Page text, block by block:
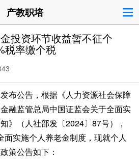
产教职培
投资环节收益暂不征个
税率缴个税
布公告，根据《人力资源社会保障
融监管总局中国证监会关于全面实
》（人社部发〔2024〕87号），
面实施个人养老金制度，现就个人
策公告如下：